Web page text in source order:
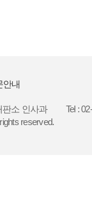
안내
판소 인사과
Tel :
reserved.